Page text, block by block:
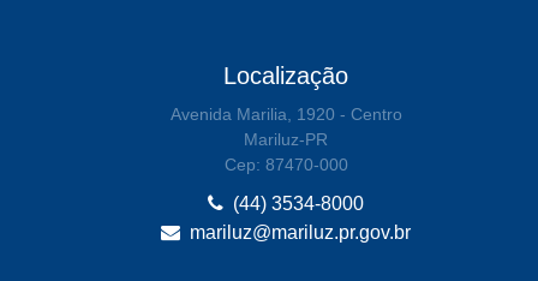
Localização
Avenida Marilia, 1920 - Centro
Mariluz-PR
Cep: 87470-000
(44) 3534-8000
mariluz@mariluz.pr.gov.br